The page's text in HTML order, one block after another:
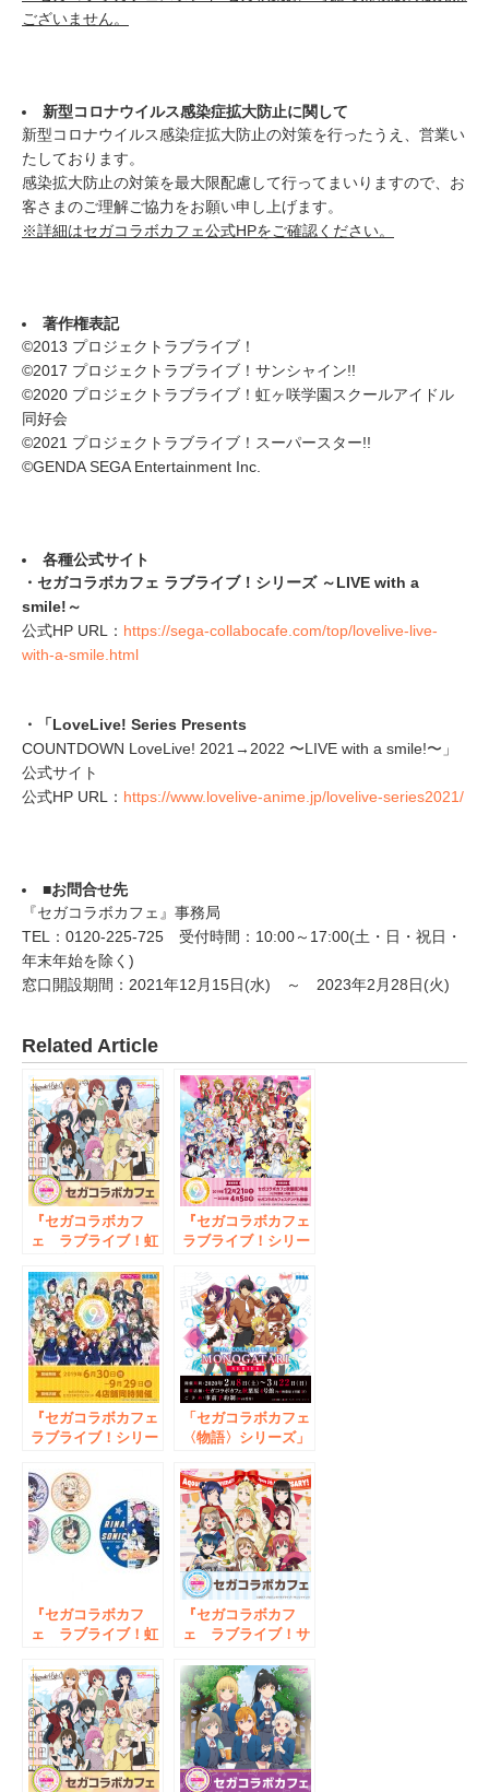
ございません。
新型コロナウイルス感染症拡大防止に関して
新型コロナウイルス感染症拡大防止の対策を行ったうえ、営業い
たしております。
感染拡大防止の対策を最大限配慮して行ってまいりますので、お
客さまのご理解ご協力をお願い申し上げます。
※詳細はセガコラボカフェ公式HPをご確認ください。
著作権表記
©2013 プロジェクトラブライブ！
©2017 プロジェクトラブライブ！サンシャイン!!
©2020 プロジェクトラブライブ！虹ヶ咲学園スクールアイドル
同好会
©2021 プロジェクトラブライブ！スーパースター!!
©GENDA SEGA Entertainment Inc.
各種公式サイト
・セガコラボカフェ ラブライブ！シリーズ ～LIVE with a
smile!～
公式HP URL： https://sega-collabocafe.com/top/lovelive-live-
with-a-smile.html
・「LoveLive! Series Presents
COUNTDOWN LoveLive! 2021→2022 〜LIVE with a smile!〜」
公式サイト
公式HP URL： https://www.lovelive-anime.jp/lovelive-series2021/
■お問合せ先
『セガコラボカフェ』事務局
TEL：0120-225-725 受付時間：10:00～17:00(土・日・祝日・
年末年始を除く)
窓口開設期間：2021年12月15日(水) ～ 2023年2月28日(火)
Related Article
『セガコラボカフ
ェ ラブライブ！虹
イドル同好会』コラ
ボカフェ実施期間、
カフェ追加情報のお
知らせ
『セガコラボカフェ
ラブライブ！シリー
ANNIVERSARY!
feat.ラブライブ！フ
ェス』開催のお知ら
せ
『セガコラボカフェ
ラブライブ！シリー
ANNIVERSARY！』
開催のお知らせ
「セガコラボカフェ
〈物語〉シリーズ」
『セガコラボカフ
ェ ラブライブ！虹
イドル同好会』開催
のお知らせ
『セガコラボカフ
ェ ラブライブ！サ
のお知らせ